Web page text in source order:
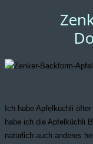
Ich habe Apfelküchli
habe ich die Apfelküchli
natürlich auch anderes